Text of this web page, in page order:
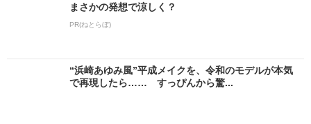
まさかの発想で涼しく？
PR(ねとらぼ)
“浜崎あゆみ風”平成メイクを、令和のモデルが本気
で再現したら…… すっぴんから驚...